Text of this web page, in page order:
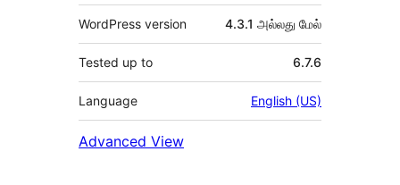
WordPress version 4.3.1 அல்லது மேல்
Tested up to 6.7.6
Language English (US)
Advanced View